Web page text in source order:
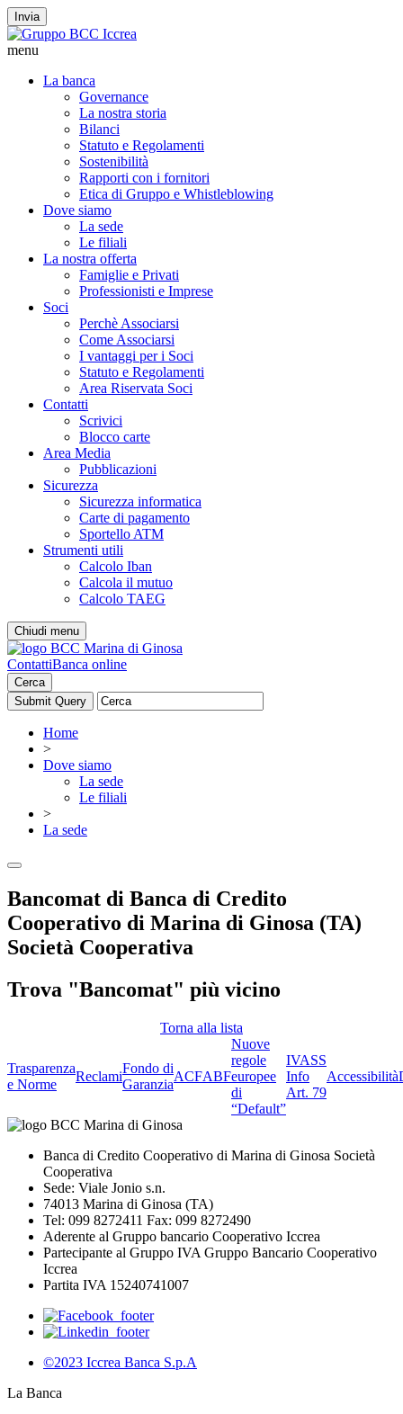
Invia
menu
La banca
Governance
La nostra storia
Bilanci
Statuto e Regolamenti
Sostenibilità
Rapporti con i fornitori
Etica di Gruppo e Whistleblowing
Dove siamo
La sede
Le filiali
La nostra offerta
Famiglie e Privati
Professionisti e Imprese
Soci
Perchè Associarsi
Come Associarsi
I vantaggi per i Soci
Statuto e Regolamenti
Area Riservata Soci
Contatti
Scrivici
Blocco carte
Area Media
Pubblicazioni
Sicurezza
Sicurezza informatica
Carte di pagamento
Sportello ATM
Strumenti utili
Calcolo Iban
Calcola il mutuo
Calcolo TAEG
Chiudi menu
ContattiBanca online
Cerca
Home
>
Dove siamo
La sede
Le filiali
>
La sede
Bancomat di Banca di Credito
Cooperativo di Marina di Ginosa (TA)
Società Cooperativa
Trova "Bancomat" più vicino
Torna alla lista
Trasparenza
e Norme
Reclami
Fondo di
Garanzia
ACFABF
Nuove
regole
europee
di
“Default”
IVASS
Info
Art. 79
Accessibilità
Banca di Credito Cooperativo di Marina di Ginosa Società
Cooperativa
Sede: Viale Jonio s.n.
74013 Marina di Ginosa (TA)
Tel: 099 8272411 Fax: 099 8272490
Aderente al Gruppo bancario Cooperativo Iccrea
Partecipante al Gruppo IVA Gruppo Bancario Cooperativo
Iccrea
Partita IVA 15240741007
©2023 Iccrea Banca S.p.A
La Banca